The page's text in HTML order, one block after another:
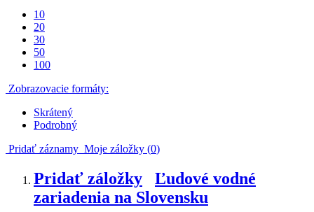
10
20
30
50
100
Zobrazovacie formáty:
Skrátený
Podrobný
Pridať záznamy Moje záložky (0)
Pridať záložky
Ľudové vodné
zariadenia na Slovensku